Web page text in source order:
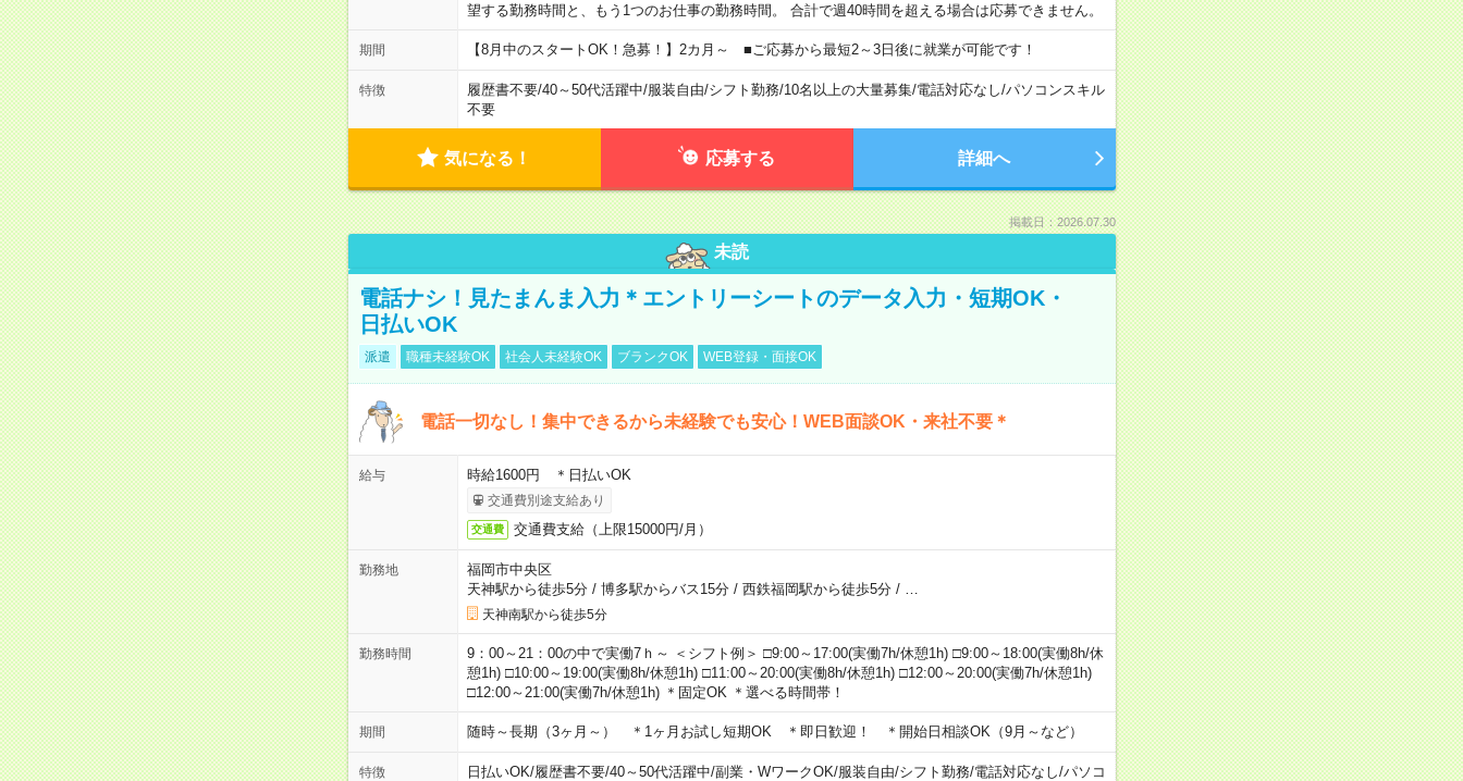
望する勤務時間と、もう1つのお仕事の勤務時間。 合計で週40時間を超える場合は応募できません。
期間 【8月中のスタートOK！急募！】2カ月～ ■ご応募から最短2～3日後に就業が可能です！
特徴 履歴書不要/40～50代活躍中/服装自由/シフト勤務/10名以上の大量募集/電話対応なし/パソコンスキル
不要
気になる！ 応募する 詳細へ
掲載日：2026.07.30
未読
電話ナシ！見たまんま入力＊エントリーシートのデータ入力・短期OK・
日払いOK
派遣 職種未経験OK 社会人未経験OK ブランクOK WEB登録・面接OK
電話一切なし！集中できるから未経験でも安心！WEB面談OK・来社不要＊
給与 時給1600円 ＊日払いOK
交通費別途支給あり
交通費 交通費支給（上限15000円/月）
勤務地
福岡市中央区
天神駅から徒歩5分/ 博多駅からバス15分/ 西鉄福岡駅から徒歩5分/
天神南駅から徒歩5分
勤務時間
9：00～21：00の中で実働7ｈ～ ＜シフト例＞ □9:00～17:00(実働7h/休憩1h) □9:00～18:00(実働8h/休
憩1h) □10:00～19:00(実働8h/休憩1h) □11:00～20:00(実働8h/休憩1h) □12:00～20:00(実働7h/休憩1h)
□12:00～21:00(実働7h/休憩1h) ＊固定OK ＊選べる時間帯！
期間 随時～長期（3ヶ月～） ＊1ヶ月お試し短期OK ＊即日歓迎！ ＊開始日相談OK（9月～など）
特徴 日払いOK/履歴書不要/40～50代活躍中/副業・WワークOK/服装自由/シフト勤務/電話対応なし/パソコ